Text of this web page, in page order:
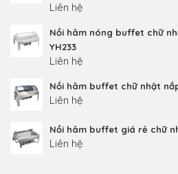
Liên hệ
Nồi hâm nóng buffet chữ
YH233
Liên hệ
Nồi hâm buffet chữ nhật
Liên hệ
Nồi hâm buffet giá rẻ chữ
Liên hệ